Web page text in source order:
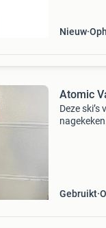
Nieuw
Atomic
Deze
Gebruikt